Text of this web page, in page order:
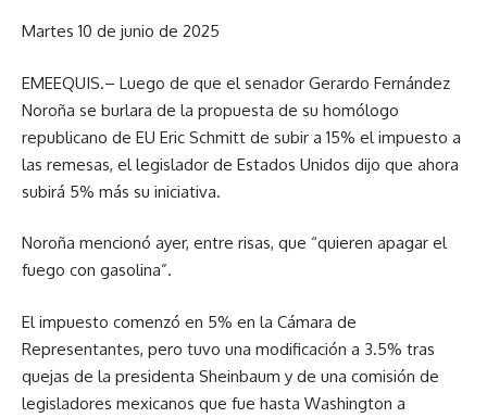
Martes 10 de junio de 2025
EMEEQUIS.– Luego de que el senador Gerardo Fernández
Noroña se burlara de la propuesta de su homólogo
republicano de EU Eric Schmitt de subir a 15% el impuesto a
las remesas, el legislador de Estados Unidos dijo que ahora
subirá 5% más su iniciativa.
Noroña mencionó ayer, entre risas, que “quieren apagar el
fuego con gasolina”.
El impuesto comenzó en 5% en la Cámara de
Representantes, pero tuvo una modificación a 3.5% tras
quejas de la presidenta Sheinbaum y de una comisión de
legisladores mexicanos que fue hasta Washington a